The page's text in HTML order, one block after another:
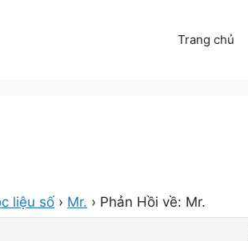
Trang chủ
liệu số › Mr. › Phản Hồi về: Mr.